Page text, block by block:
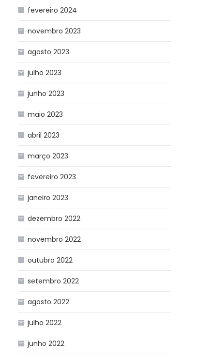
fevereiro 2024
novembro 2023
agosto 2023
julho 2023
junho 2023
maio 2023
abril 2023
março 2023
fevereiro 2023
janeiro 2023
dezembro 2022
novembro 2022
outubro 2022
setembro 2022
agosto 2022
julho 2022
junho 2022